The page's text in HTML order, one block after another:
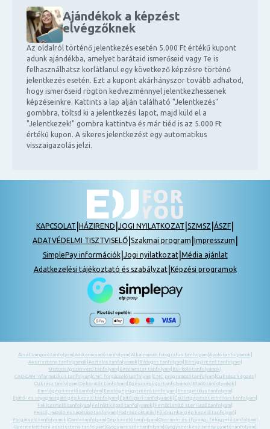
Ajándékok a képzést
elvégzőknek
Az oldalról történő jelentkezés esetén 5.000 Ft értékű kupont
adunk ajándékba, amelyet barátaid ismerőseid vagy Te is
felhasználhatsz korlátlanul egy következő képzésre történő
jelentkezés esetén. Ezt a kupont akárhányszor tovább adhatod,
hogy ismerőseid rögtön kedvezménnyel jelentkezhessenek
képzéseinkre. Kattints a lap alján található "Jelentkezés"
gombbra, töltsd ki a jelentkezési lapot, majd küld el a
"Jelentkezek!" gombra kattintva és már tiéd is az 5.000 Ft
értékű kupon. A sikeres jelentkezést egy automatikus
visszaigazolás jelzi.
KAPCSOLAT HÁZIREND JOGI NYILATKOZAT SZMSZ ÁSZF
ADATVÉDELMI TISZTVISELŐ| Szakmai program Impresszum
SimplePay információk| Jogi nyilatkozat| Média ajánlat
Adatkezelési tájékoztató és szabályzat| Képzési programok
Ácsállványozó tanfolyam| Adótanácsadó tanfolyam| Alkalmazott fotográfus tanfolyam| Ápoló tanfolyamok
Asszisztens tanfolyamok Asztalos tanfolyamok Bádogos tanfolyam| Bérügyintéző tanfolyam|
Biztonságszervező tanfolyam| Boncmester tanfolyam| Burkoló tanfolyamok
CAD-CAM informatikus tanfolyam| CNC forgácsoló tanfolyam| CNC programozó tanfolyam| Cukrász képzés
Cukrász tanfolyam| Dekoratőr tanfolyam| Egészségügyi tanfolyamok Eladó tanfolyamok
Emelőgép-kezelő tanfolyam Emelőgép-ügyintéző tanfolyam Energetikus tanfolyam
Építő- és anyagmozgató gép kezelő tanfolyam Építőipari tanfolyamok Épületgépész technikus tanfolyam
Fakitermelő tanfolyam Felnőttképző tanfolyamok Fertőtlenítő sterilező tanfolyam
Festő, mázoló és tapétázó tanfolyam Fodrász oktatás Földmunka- gép kezelő tanfolyam
Forgácsoló tanfolyamok Gazda tanfolyam| Gép kezelő tanfolyam| Gyermek- és ifjúsági felügyelő tanfolyam|
Gyermekotthoni asszisztens tanfolyam| Gyógymasszőr tanfolyam| Gyógyszerkészítmény gyártó tanfolyam|